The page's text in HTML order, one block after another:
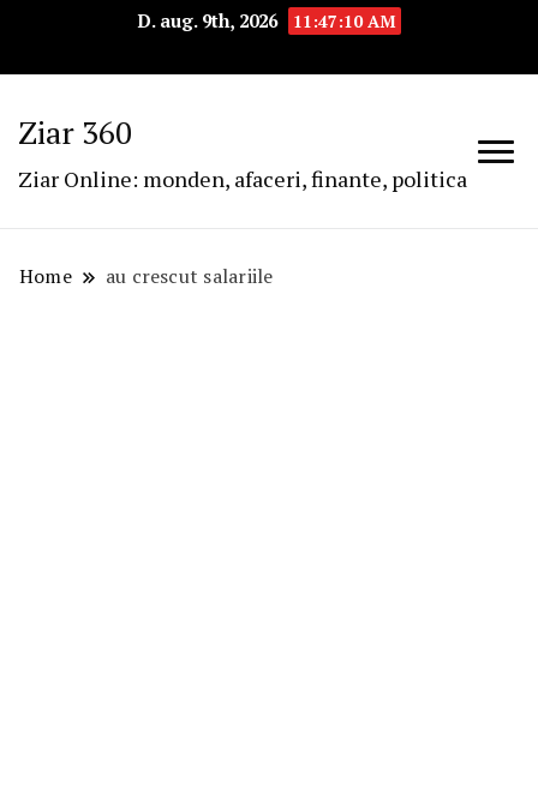
D. aug. 9th, 2026 11:47:10 AM
Ziar 360
Ziar Online: monden, afaceri, finante, politica
Home au crescut salariile